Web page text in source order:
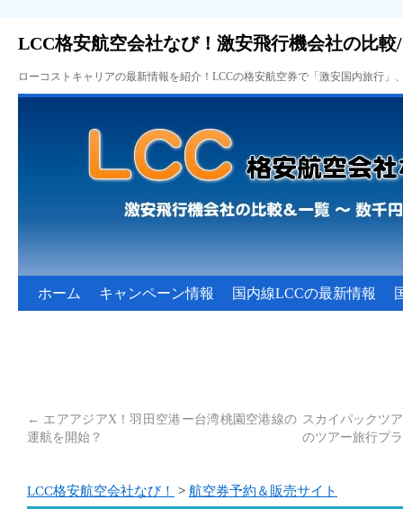
LCC格安航空会社なび！激安飛行機会社の比較
ローコストキャリアの最新情報を紹介！LCCの格安航空券で「激安国内旅行
ホーム キャンペーン情報 国内線LCCの最新情報
← エアアジアX！羽田空港ー台湾桃園空港線の
運航を開始？
スカイパックツ
のツアー旅行プ
LCC格安航空会社なび！ > 航空券予約＆販売サイト